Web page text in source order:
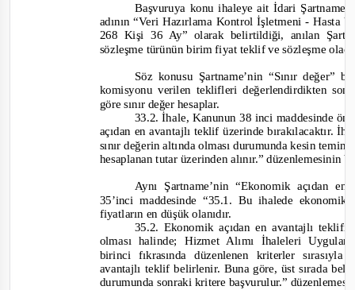
Başvuruya konu ihaleye ait İdari
adının“Veri Hazırlama Kontrol İşletmeni -Hasta
268 Kişi 36 Ay” olarak belirtildiği, anılan
sözleşme türünün birim fiyat teklif ve sözleşme
Söz konusu Şartname’nin “Sınır değer”
komisyonu verilen teklifleri değerlendirdikten
göre sınır değer hesaplar.
33.2. İhale, Kanunun 38 inci maddesinde
açıdan en avantajlı teklif üzerinde bırakılacaktır.
sınır değerin altında olması durumunda kesin
hesaplanan tutar üzerinden alınır.”düzenlemesinin
Aynı Şartname’nin “Ekonomik açıdan
35’inci maddesinde “35.1. Bu ihalede
fiyatların en düşük olanıdır.
35.2. Ekonomik açıdan en avantajlı
olması halinde; Hizmet Alımı İhaleleri
birinci fıkrasında düzenlenen kriterler
avantajlı teklif belirlenir. Buna göre, üst sırada
durumunda sonraki kritere başvurulur.”